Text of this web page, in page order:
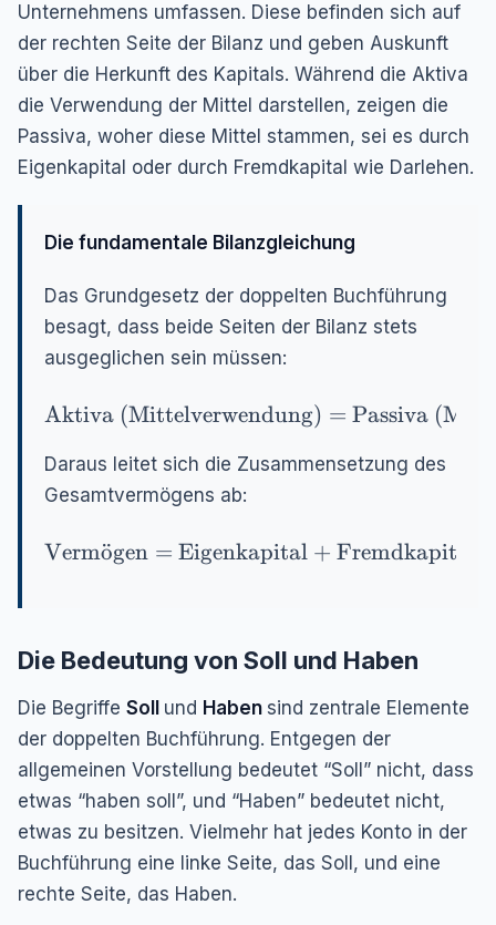
Unternehmens umfassen. Diese befinden sich auf
der rechten Seite der Bilanz und geben Auskunft
über die Herkunft des Kapitals. Während die Aktiva
die Verwendung der Mittel darstellen, zeigen die
Passiva, woher diese Mittel stammen, sei es durch
Eigenkapital oder durch Fremdkapital wie Darlehen.
Die fundamentale Bilanzgleichung
Das Grundgesetz der doppelten Buchführung
besagt, dass beide Seiten der Bilanz stets
ausgeglichen sein müssen:
\text{Aktiva (Mittelverwendung)} =
Aktiva (Mittelverwendung) = Passiva
Daraus leitet sich die Zusammensetzung des
Gesamtvermögens ab:
\text{Vermögen} = \text{Eigenkapital} +
Vermo
¨gen = Eigenkapital + Fremdkapital
Die Bedeutung von Soll und Haben
Die Begriffe Soll und Haben sind zentrale Elemente
der doppelten Buchführung. Entgegen der
allgemeinen Vorstellung bedeutet “Soll” nicht, dass
etwas “haben soll”, und “Haben” bedeutet nicht,
etwas zu besitzen. Vielmehr hat jedes Konto in der
Buchführung eine linke Seite, das Soll, und eine
rechte Seite, das Haben.